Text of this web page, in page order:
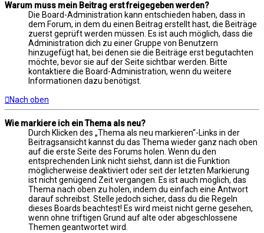
Warum muss mein Beitrag erst freigegeben werden?
Die Board-Administration kann entschieden haben, dass in
dem Forum, in dem du einen Beitrag erstellt hast, die Beiträge
zuerst geprüft werden müssen. Es ist auch möglich, dass die
Administration dich zu einer Gruppe von Benutzern
hinzugefügt hat, bei denen sie die Beiträge erst begutachten
möchte, bevor sie auf der Seite sichtbar werden. Bitte
kontaktiere die Board-Administration, wenn du weitere
Informationen dazu benötigst.
Nach oben
Wie markiere ich ein Thema als neu?
Durch Klicken des „Thema als neu markieren“-Links in der
Beitragsansicht kannst du das Thema wieder ganz nach oben
auf die erste Seite des Forums holen. Wenn du den
entsprechenden Link nicht siehst, dann ist die Funktion
möglicherweise deaktiviert oder seit der letzten Markierung
ist nicht genügend Zeit vergangen. Es ist auch möglich, das
Thema nach oben zu holen, indem du einfach eine Antwort
darauf schreibst. Stelle jedoch sicher, dass du die Regeln
dieses Boards beachtest! Es wird meist nicht gerne gesehen,
wenn ohne triftigen Grund auf alte oder abgeschlossene
Themen geantwortet wird.